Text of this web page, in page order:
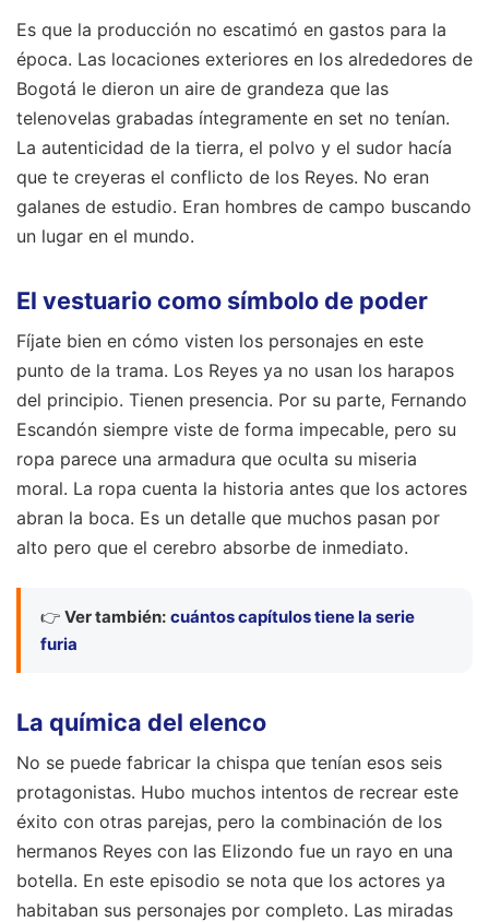
Es que la producción no escatimó en gastos para la
época. Las locaciones exteriores en los alrededores de
Bogotá le dieron un aire de grandeza que las
telenovelas grabadas íntegramente en set no tenían.
La autenticidad de la tierra, el polvo y el sudor hacía
que te creyeras el conflicto de los Reyes. No eran
galanes de estudio. Eran hombres de campo buscando
un lugar en el mundo.
El vestuario como símbolo de poder
Fíjate bien en cómo visten los personajes en este
punto de la trama. Los Reyes ya no usan los harapos
del principio. Tienen presencia. Por su parte, Fernando
Escandón siempre viste de forma impecable, pero su
ropa parece una armadura que oculta su miseria
moral. La ropa cuenta la historia antes que los actores
abran la boca. Es un detalle que muchos pasan por
alto pero que el cerebro absorbe de inmediato.
👉 Ver también: cuántos capítulos tiene la serie
furia
La química del elenco
No se puede fabricar la chispa que tenían esos seis
protagonistas. Hubo muchos intentos de recrear este
éxito con otras parejas, pero la combinación de los
hermanos Reyes con las Elizondo fue un rayo en una
botella. En este episodio se nota que los actores ya
habitaban sus personajes por completo. Las miradas